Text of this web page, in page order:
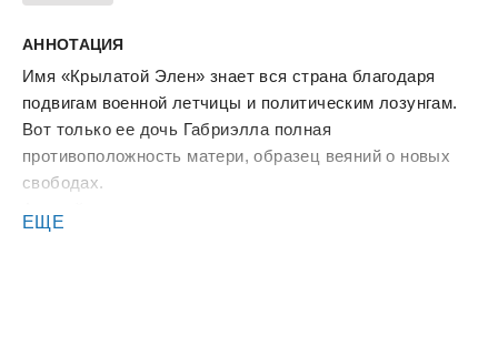
АННОТАЦИЯ
Имя «Крылатой Элен» знает вся страна благодаря
подвигам военной летчицы и политическим лозунгам.
Вот только ее дочь Габриэлла полная
противоположность матери, образец веяний о новых
свободах.
шантажом и рабским контрактом всемогущая Элен
ЕЩЕ